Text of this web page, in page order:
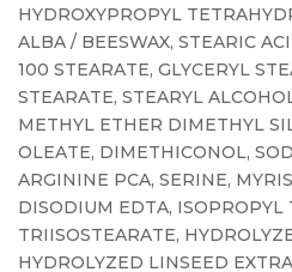
HYDROXYPROPYL
ALBA / BEESWAX, STEARIC
100 STEARATE, GLYCERYL
STEARATE, STEARYL
METHYL ETHER DIMETHYL
OLEATE, DIMETHICONOL,
ARGININE PCA, SERINE,
DISODIUM EDTA, ISOPROPYL
TRIISOSTEARATE,
HYDROLYZED LINSEED